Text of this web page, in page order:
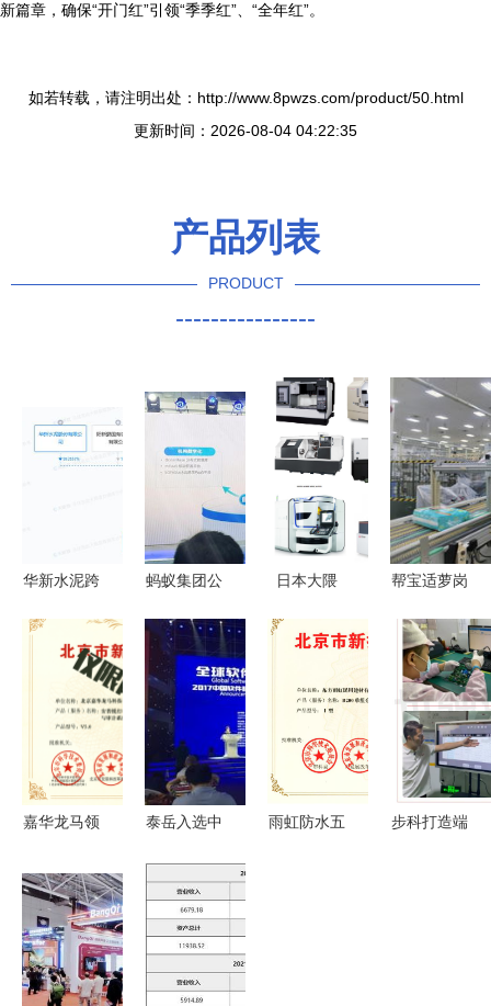
新篇章，确保“开门红”引领“季季红”、“全年红”。
如若转载，请注明出处：http://www.8pwzs.com/product/50.html
更新时间：2026-08-04 04:22:35
产品列表
PRODUCT
----------------
华新水泥跨
科技，投资
新设公司聚
焦农产品生
产与技术服
蚂蚁集团公
全景图，六
大新品助攻
产业数字化
日本大隈
刀架数控车
务全解析
帮宝适萝岗
聚合全球优
势助推“龙
年十星
班”服务升
级
嘉华龙马领
官方高度认
可 旗下安
普锐产品荣
膺“北京市
泰岳入选中
息技术服务
综合竞争力
百强，技术
服务获认可
雨虹防水五
步科打造端